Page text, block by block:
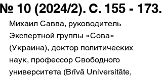
№ 10 (2024/2). С. 155 - 173.
Михаил Савва, руководитель
Экспертной группы «Сова»
(Украина), доктор политических
наук, профессор Свободного
университета (Brīvā Universitāte,